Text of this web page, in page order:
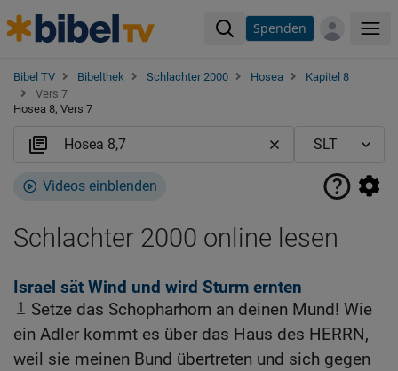
Spenden
Bibel TV Bibelthek Schlachter 2000 Hosea
Kapitel 8
Vers 7
Hosea 8, Vers 7
Videos einblenden
Schlachter 2000 online lesen
Israel sät Wind und wird Sturm ernten
1
Setze das Schopharhorn an deinen Mund! Wie
ein Adler kommt es über das Haus des HERRN,
weil sie meinen Bund übertreten und sich gegen